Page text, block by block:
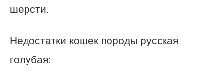
шерсти.
Недостатки кошек породы русская
голубая: